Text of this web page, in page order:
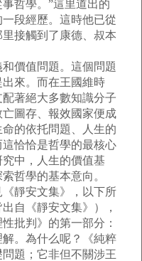
哲學。”這里道出的
段經歷。這時他已從
接觸到了康德、叔本
價值問題。這個問題
來。而在王國維時
著絕大多數知識分子
圖存、報效國家便成
的依托問題、人生的
恰恰是哲學的最核心
中，人生的價值基
哲學的基本意向。
靜安文集》，以下所
自《靜安文集》），
批判》的第一部分：
解。為什么呢？《純粹
題；它非但不關涉王